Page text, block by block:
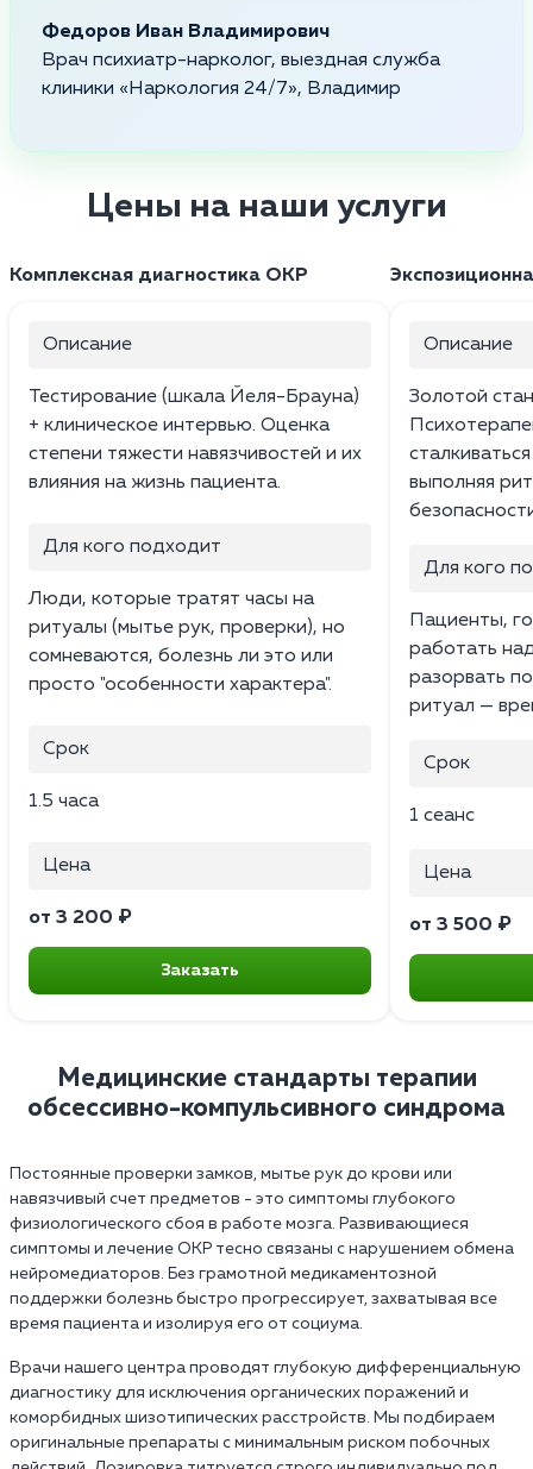
Федоров Иван Владимирович
Врач психиатр-нарколог, выездная служба
клиники «Наркология 24/7», Владимир
Цены на наши услуги
Комплексная диагностика ОКР
Описание
Тестирование (шкала Йеля-Брауна)
+ клиническое интервью. Оценка
степени тяжести навязчивостей и их
влияния на жизнь пациента.
Для кого подходит
Люди, которые тратят часы на
ритуалы (мытье рук, проверки), но
сомневаются, болезнь ли это или
просто "особенности характера".
Срок
1.5 часа
Цена
от 3 200 ₽
Заказать
Описание
Золотой
выполняя
Для кого
Пациенты,
работать
разорвать
ритуал —
Срок
1 сеанс
Цена
от 3 500 ₽
Медицинские стандарты терапии
обсессивно-компульсивного синдрома
Постоянные проверки замков, мытье рук до крови или
навязчивый счет предметов - это симптомы глубокого
физиологического сбоя в работе мозга. Развивающиеся
симптомы и лечение ОКР тесно связаны с нарушением обмена
нейромедиаторов. Без грамотной медикаментозной
поддержки болезнь быстро прогрессирует, захватывая все
время пациента и изолируя его от социума.
Врачи нашего центра проводят глубокую дифференциальную
диагностику для исключения органических поражений и
коморбидных шизотипических расстройств. Мы подбираем
оригинальные препараты с минимальным риском побочных